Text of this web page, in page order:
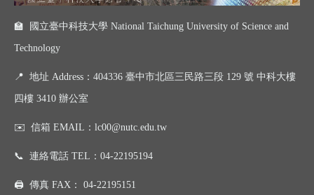
🏫 國立臺中科技大學 National Taichung University of Science and
Technology
📍 地址 Address：404336 臺中市北區三民路三段 129 號 中科大樓
四樓 3410 辦公室
✉️ 信箱 EMAIL： lc00@nutc.edu.tw
📞 連絡電話 TEL： 04-22195194
🖨️ 傳真 FAX： 04-22195151